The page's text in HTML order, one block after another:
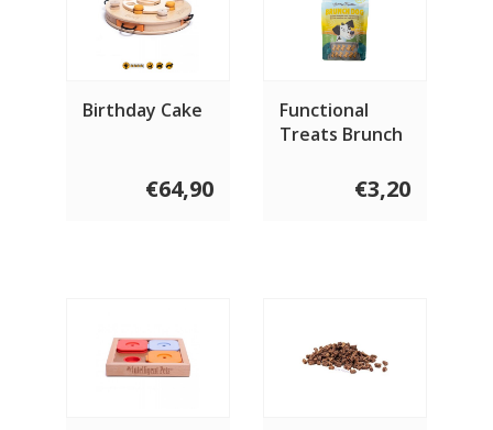
Birthday Cake
€64,90
Functional
Treats Brunch
€3,20